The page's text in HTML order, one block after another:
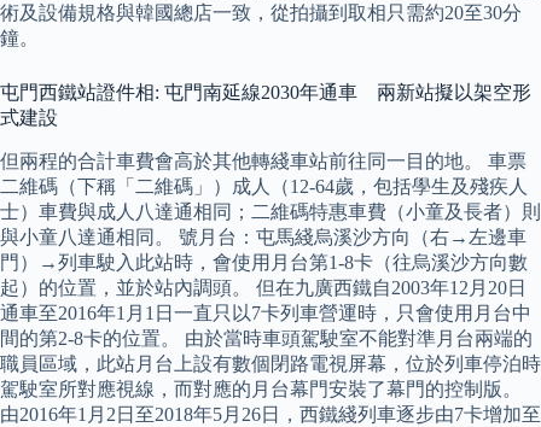
術及設備規格與韓國總店一致，從拍攝到取相只需約20至30分
鐘。
屯門西鐵站證件相: 屯門南延線2030年通車 兩新站擬以架空形
式建設
但兩程的合計車費會高於其他轉綫車站前往同一目的地。 車票
二維碼（下稱「二維碼」）成人（12-64歲，包括學生及殘疾人
士）車費與成人八達通相同；二維碼特惠車費（小童及長者）則
與小童八達通相同。 號月台：屯馬綫烏溪沙方向（右→左邊車
門）→列車駛入此站時，會使用月台第1-8卡（往烏溪沙方向數
起）的位置，並於站內調頭。 但在九廣西鐵自2003年12月20日
通車至2016年1月1日一直只以7卡列車營運時，只會使用月台中
間的第2-8卡的位置。 由於當時車頭駕駛室不能對準月台兩端的
職員區域，此站月台上設有數個閉路電視屏幕，位於列車停泊時
駕駛室所對應視線，而對應的月台幕門安裝了幕門的控制版。
由2016年1月2日至2018年5月26日，西鐵綫列車逐步由7卡增加至